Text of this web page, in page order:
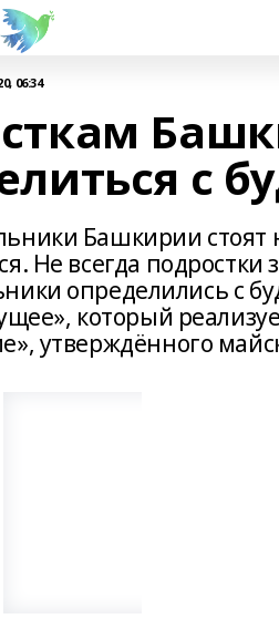
06:34
с
Башкирии стоят
Не всегда подростки
определились с
который
утверждённого